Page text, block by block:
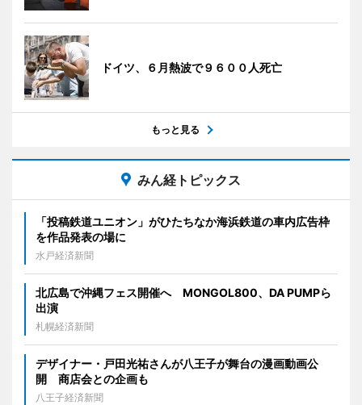
ドイツ、６月熱波で９６００人死亡
もっと見る
みん経トピックス
「投稿鉄道ユニオン」がひたちなか海浜鉄道の車内広告枠
を作品発表の場に
水戸経済新聞
北広島で沖縄フェス開催へ MONGOL800、DA PUMPら
出演
札幌経済新聞
デザイナー・戸田光祐さんが八王子が舞台の漫画動画公
開 商店会との企画も
八王子経済新聞